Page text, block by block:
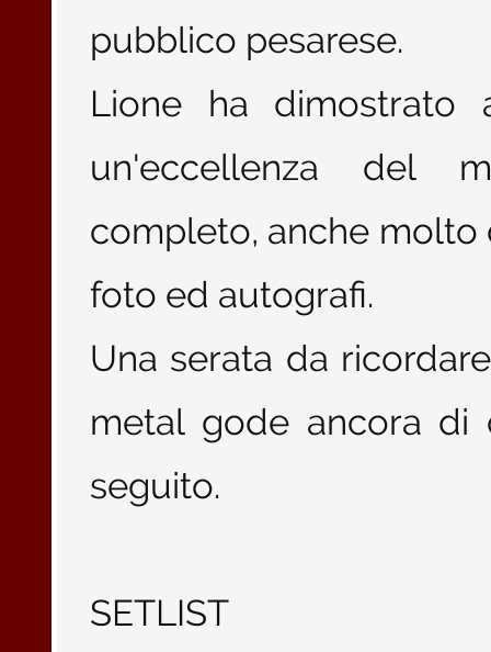
pubblico pesarese.
Lione ha dimostrato
un'eccellenza del
completo, anche
foto ed autografi.
Una serata da
metal gode ancora
seguito.
SETLIST